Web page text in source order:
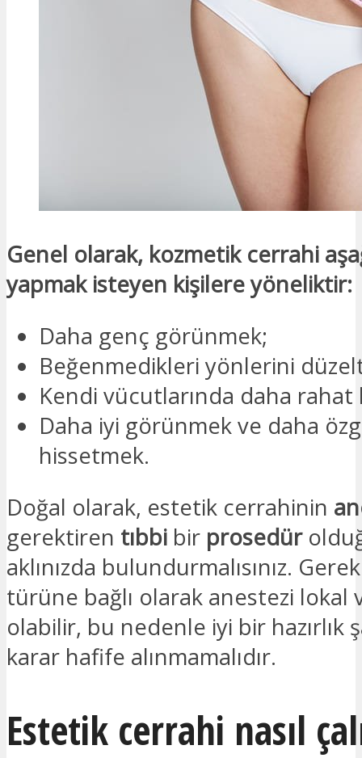
Genel olarak, kozmetik cerrahi
yapmak isteyen kişilere yöneliktir:
Daha genç görünmek;
Beğenmedikleri yönlerini
Kendi vücutlarında daha rahat
Daha iyi görünmek ve daha
hissetmek.
Doğal olarak, estetik cerrahinin
gerektiren tıbbi bir prosedür
aklınızda bulundurmalısınız.
türüne bağlı olarak anestezi lokal
olabilir, bu nedenle iyi bir hazırlık
karar hafife alınmamalıdır.
Estetik cerrahi nasıl